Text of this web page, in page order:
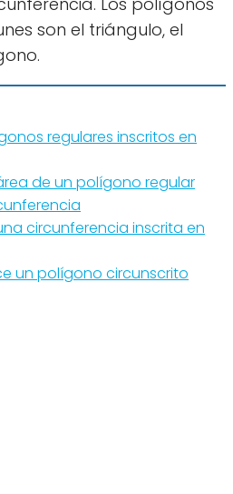
son el triángulo, el
regulares inscritos en
de un polígono regular
circunferencia inscrita en
un polígono circunscrito